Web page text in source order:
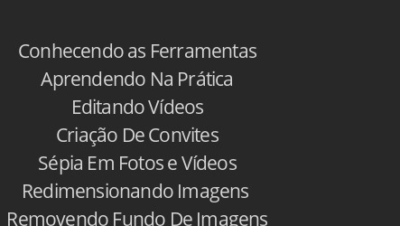
Conhecendo as Ferramentas
Aprendendo Na Prática
Editando Vídeos
Criação De Convites
Sépia Em Fotos e Vídeos
Redimensionando Imagens
Removendo Fundo De Imagens